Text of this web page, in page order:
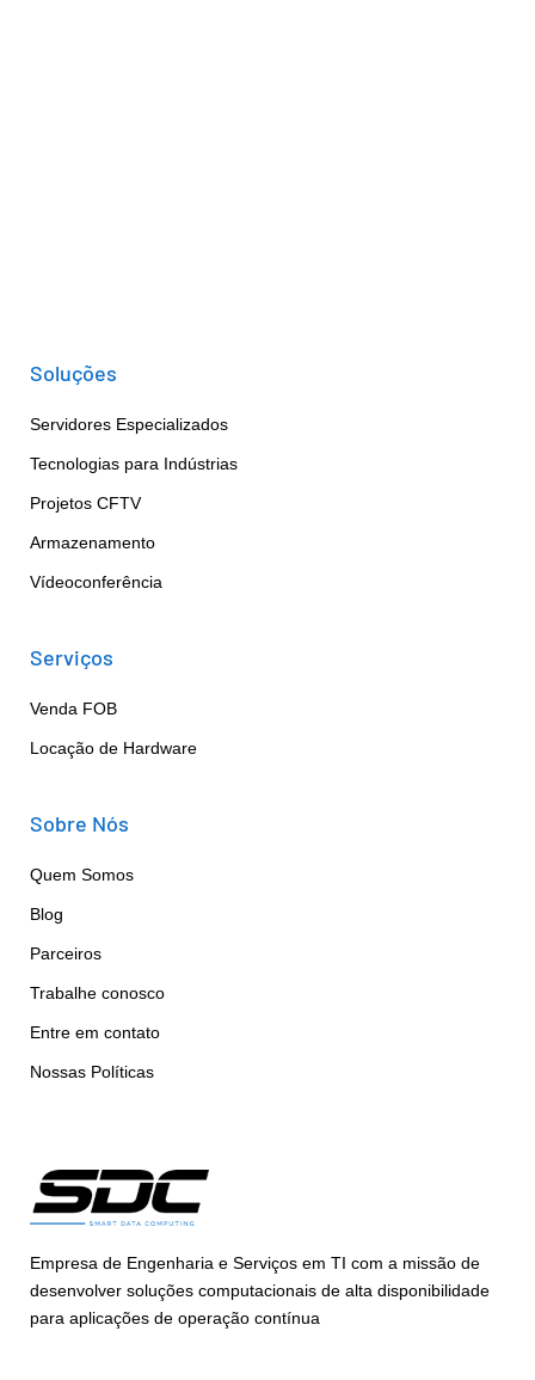
Soluções
Servidores Especializados
Tecnologias para Indústrias
Projetos CFTV
Armazenamento
Vídeoconferência
Serviços
Venda FOB
Locação de Hardware
Sobre Nós
Quem Somos
Blog
Parceiros
Trabalhe conosco
Entre em contato
Nossas Políticas
Empresa de Engenharia e Serviços em TI com a missão de
desenvolver soluções computacionais de alta disponibilidade
para aplicações de operação contínua